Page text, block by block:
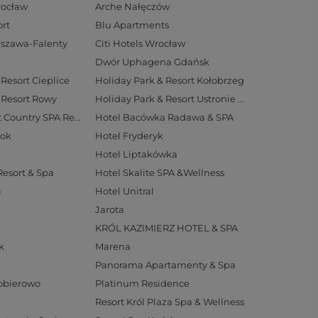
Arche Nałęczów
Blu Apartments
Falenty
Citi Hotels Wrocław
Dwór Uphagena Gdańsk
Cieplice
Holiday Park & Resort Kołobrzeg
Rowy
Holiday Park & Resort Ustronie Morskie
Hotel Aubrecht Country SPA Resort
Hotel Bacówka Radawa & SPA
Hotel Fryderyk
Hotel Liptakówka
& Spa
Hotel Skalite SPA &Wellness
Hotel Unitral
Jarota
KRÓL KAZIMIERZ HOTEL & SPA
Marena
Panorama Apartamenty & Spa
Platinum Residence
Resort Król Plaza Spa & Wellness